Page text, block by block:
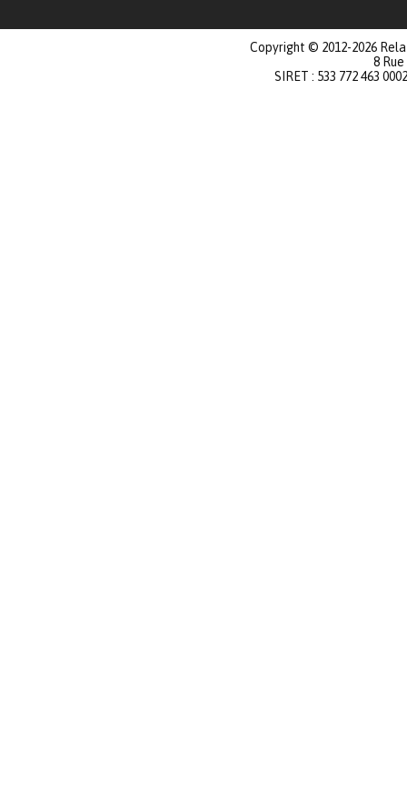
Copyright © 2012-2026
8
SIRET : 533 772 463